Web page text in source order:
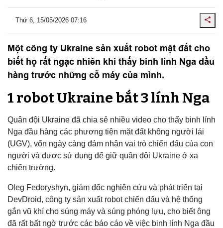
Thứ 6, 15/05/2026 07:16
Một công ty Ukraine sản xuất robot mặt đất cho
biết họ rất ngạc nhiên khi thấy binh lính Nga đầu
hàng trước những cỗ máy của mình.
1 robot Ukraine bắt 3 lính Nga
Quân đội Ukraine đã chia sẻ nhiều video cho thấy binh lính
Nga đầu hàng các phương tiện mặt đất không người lái
(UGV), vốn ngày càng đảm nhận vai trò chiến đấu của con
người và được sử dụng để giữ quân đội Ukraine ở xa
chiến trường.
Oleg Fedoryshyn, giám đốc nghiên cứu và phát triển tại
DevDroid, công ty sản xuất robot chiến đấu và hệ thống
gắn vũ khí cho súng máy và súng phóng lựu, cho biết ông
đã rất bất ngờ trước các báo cáo về việc binh lính Nga đầu